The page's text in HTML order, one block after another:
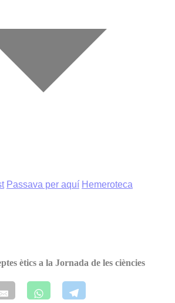
Passava per aquí Hemeroteca
ètics a la Jornada de les ciències